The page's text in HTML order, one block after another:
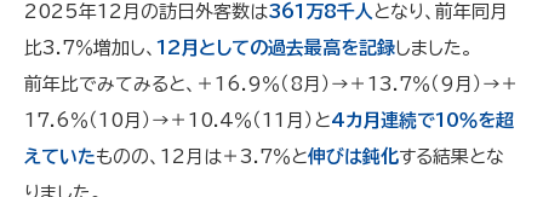
2025年12月の訪日外客数は361万8千人 となり、前年同月
比3.7％増加し、 12月としての過去最高を記録しました。
前年比でみてみると、＋16.9％（8月）→＋13.7％（9月）→＋
17.6％（10月）→＋10.4％（11月）と4カ月連続で10％を超
えていたものの、12月は＋3.7％と伸びは鈍化する結果とな
りました。